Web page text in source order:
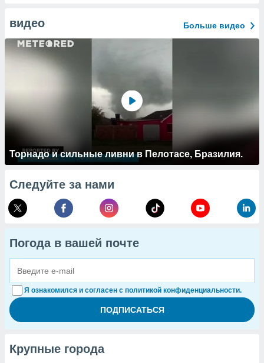
видео Больше видео
Торнадо и сильные ливни в Пелотасе, Бразилия.
Следуйте за нами
Погода в вашей почте
Я ознакомился и согласен с политикой конфиденциальности.
Крупные города